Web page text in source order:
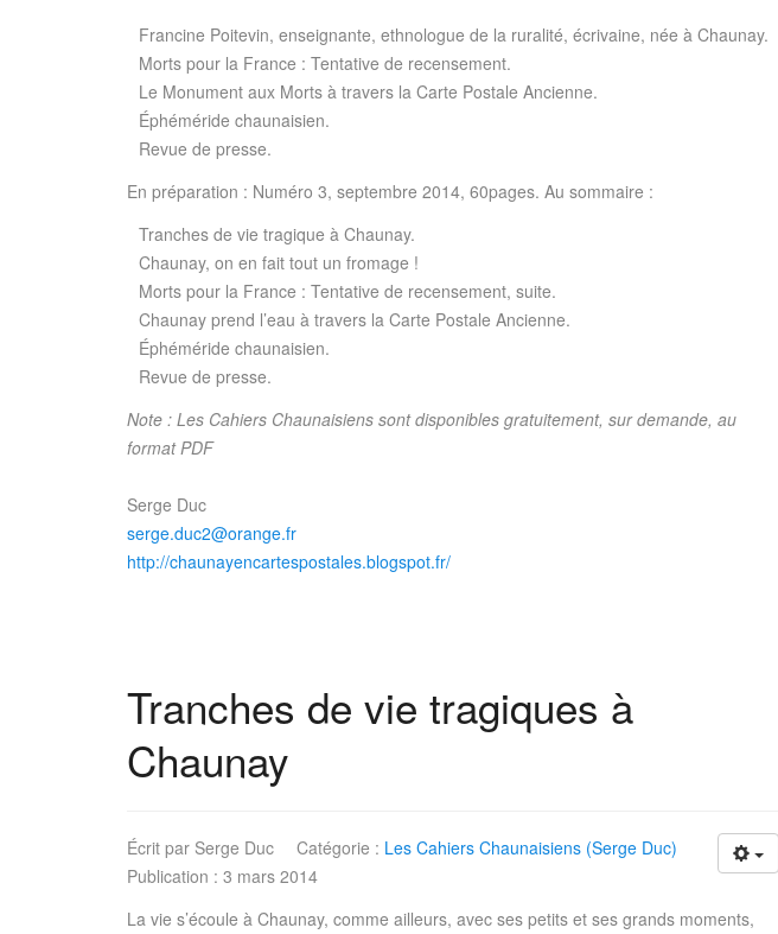
Francine Poitevin, enseignante, ethnologue de la ruralité, écrivaine, née à Chaunay.
Morts pour la France : Tentative de recensement.
Le Monument aux Morts à travers la Carte Postale Ancienne.
Éphéméride chaunaisien.
Revue de presse.
En préparation : Numéro 3, septembre 2014, 60pages. Au sommaire :
Tranches de vie tragique à Chaunay.
Chaunay, on en fait tout un fromage !
Morts pour la France : Tentative de recensement, suite.
Chaunay prend l’eau à travers la Carte Postale Ancienne.
Éphéméride chaunaisien.
Revue de presse.
Note : Les Cahiers Chaunaisiens sont disponibles gratuitement, sur demande, au
format PDF
Serge Duc
serge.duc2@orange.fr
http://chaunayencartespostales.blogspot.fr/
Tranches de vie tragiques à
Chaunay
Écrit par Serge Duc Catégorie : Les Cahiers Chaunaisiens (Serge Duc)
Publication : 3 mars 2014
La vie s’écoule à Chaunay, comme ailleurs, avec ses petits et ses grands moments,